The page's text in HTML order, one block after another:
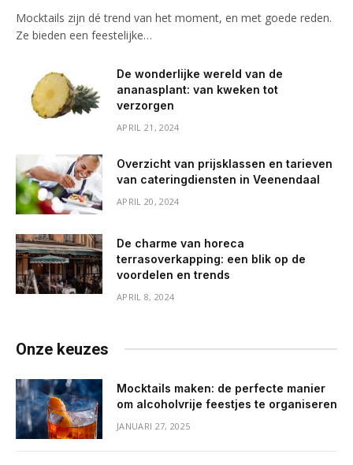
Mocktails zijn dé trend van het moment, en met goede reden.
Ze bieden een feestelijke…
De wonderlijke wereld van de
ananasplant: van kweken tot
verzorgen
APRIL 21, 2024
Overzicht van prijsklassen en tarieven
van cateringdiensten in Veenendaal
APRIL 20, 2024
De charme van horeca
terrasoverkapping: een blik op de
voordelen en trends
APRIL 8, 2024
Onze keuzes
Mocktails maken: de perfecte manier
om alcoholvrije feestjes te organiseren
JANUARI 27, 2025